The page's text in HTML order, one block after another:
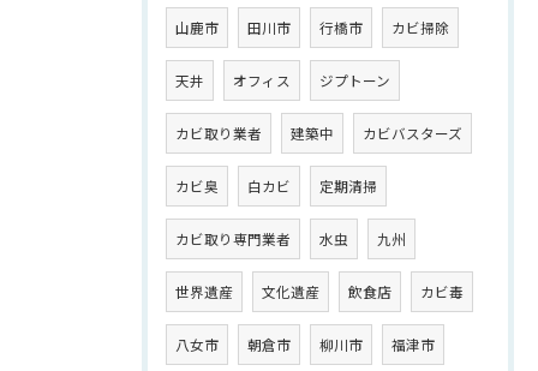
山鹿市 田川市 行橋市 カビ掃除
天井 オフィス ジプトーン
カビ取り業者 建築中 カビバスターズ
カビ臭 白カビ 定期清掃
カビ取り専門業者 水虫 九州
世界遺産 文化遺産 飲食店 カビ毒
八女市 朝倉市 柳川市 福津市